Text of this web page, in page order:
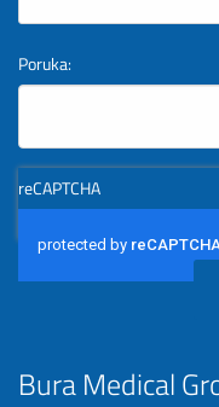
Poruka:
reCAPTCHA
Bura Medical